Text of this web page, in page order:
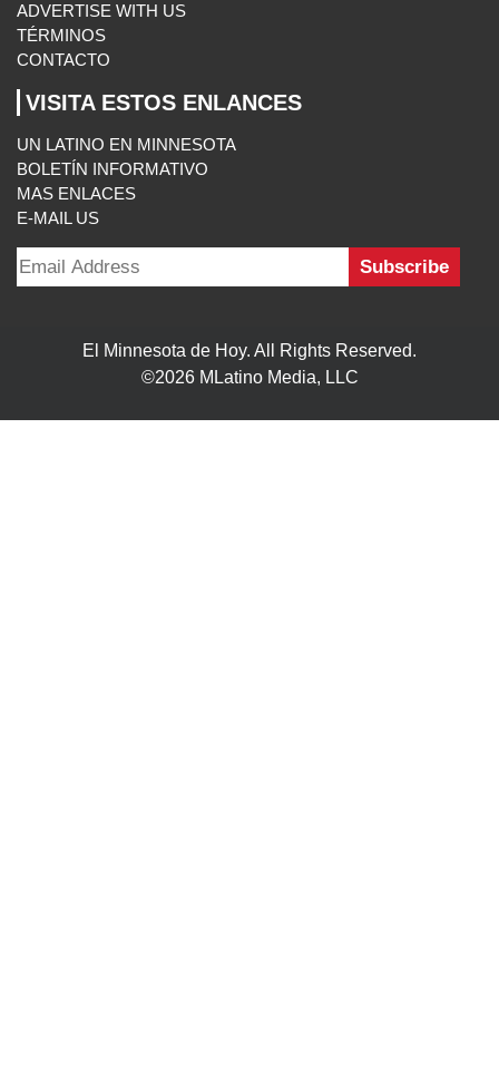
ADVERTISE WITH US
TÉRMINOS
CONTACTO
VISITA ESTOS ENLANCES
UN LATINO EN MINNESOTA
BOLETÍN INFORMATIVO
MAS ENLACES
E-MAIL US
El Minnesota de Hoy. All Rights Reserved.
©2026 MLatino Media, LLC